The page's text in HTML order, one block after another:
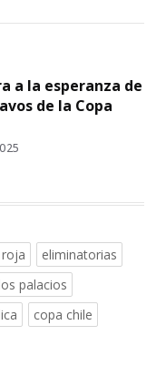
a la esperanza de
de la Copa
eliminatorias
palacios
copa chile